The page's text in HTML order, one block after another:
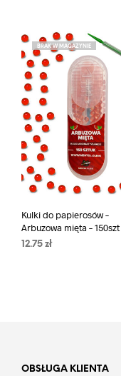
BRAK W MAGAZYNIE
Kulki do papierosów –
Arbuzowa mięta – 150szt
12.75 zł
OBSŁUGA KLIENTA